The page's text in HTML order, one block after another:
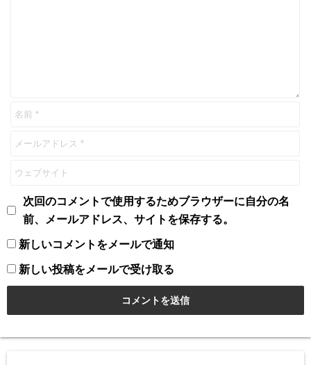
次回のコメントで使用するためブラウザーに自分の名
前、メールアドレス、サイトを保存する。
新しいコメントをメールで通知
新しい投稿をメールで受け取る